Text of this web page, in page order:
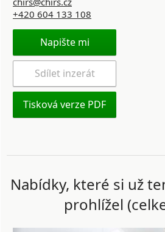
+420 604 133 108
Napište mi
Sdílet inzerát
Tisková verze PDF
Nabídky, které si už
prohlížel